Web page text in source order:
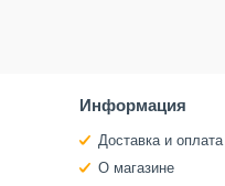
Информация
Доставка и оплата
О магазине